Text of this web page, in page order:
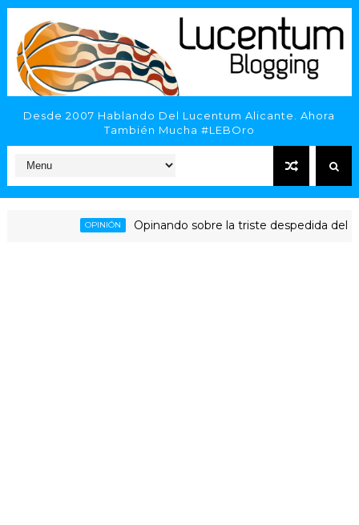
Desde 2007 Hablando Del Lucentum Alicante. Ahora
También Mucha #LEBOro
Opinando sobre la triste despedida del HLA